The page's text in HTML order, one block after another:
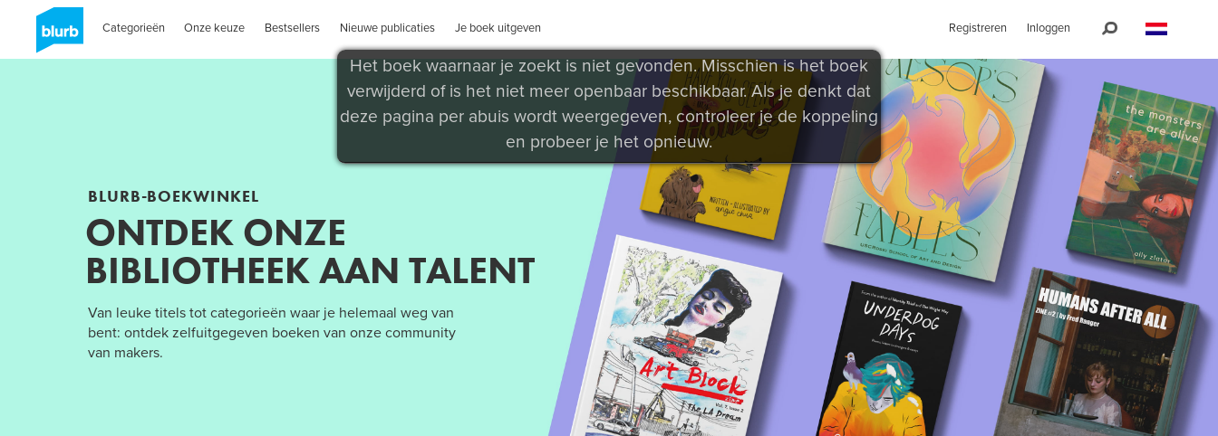
Categorieën Onze keuze Bestsellers Nieuwe publicaties Je boek uitgeven Registreren Inloggen
Het boek waarnaar je zoekt is niet gevonden. Misschien is het boek
verwijderd of is het niet meer openbaar beschikbaar. Als je denkt dat
deze pagina per abuis wordt weergegeven, controleer je de koppeling
en probeer je het opnieuw.
BLURB-BOEKWINKEL
ONTDEK ONZE
BIBLIOTHEEK AAN TALENT
Van leuke titels tot categorieën waar je helemaal weg van
bent: ontdek zelfuitgegeven boeken van onze community
van makers.